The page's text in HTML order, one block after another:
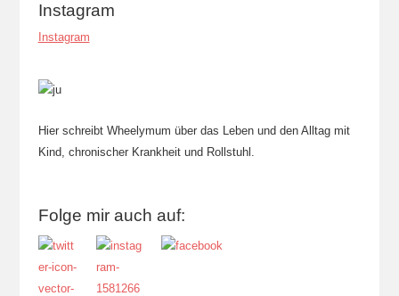
Instagram
Instagram
Hier schreibt Wheelymum über das Leben und den Alltag mit
Kind, chronischer Krankheit und Rollstuhl.
Folge mir auch auf: